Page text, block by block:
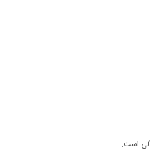
است.